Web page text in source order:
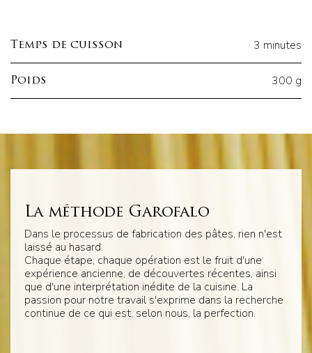
Temps de cuisson 3 minutes
Poids 300 g
La méthode Garofalo
Dans le processus de fabrication des pâtes, rien n'est
laissé au hasard.
Chaque étape, chaque opération est le fruit d'une
expérience ancienne, de découvertes récentes, ainsi
que d'une interprétation inédite de la cuisine. La
passion pour notre travail s'exprime dans la recherche
continue de ce qui est, selon nous, la perfection.